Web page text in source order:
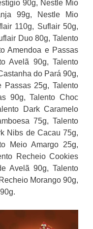
90g, Nestle Mio
99g, Nestle Mio
110g, Suflair 50g,
Duo 80g, Talento
Amendoa e Passas
Avelã 90g, Talento
do Pará 90g,
Passas 25g, Talento
90g, Talento Choc
Dark Caramelo
75g, Talento
Nibs de Cacau 75g,
Meio Amargo 25g,
Recheio Cookies
Avelã 90g, Talento
Morango 90g,